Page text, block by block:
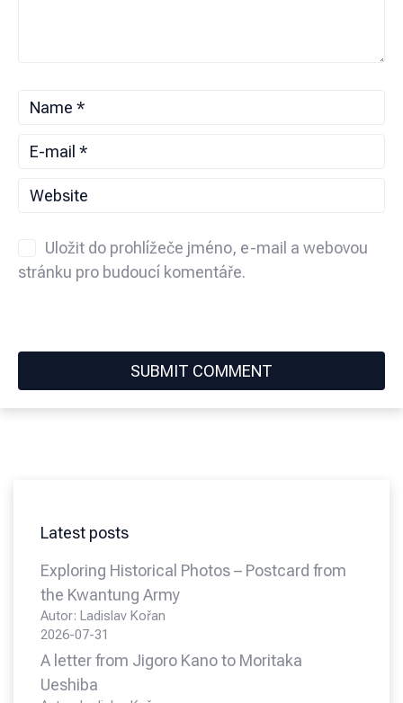
Uložit do prohlížeče jméno, e-mail a webovou
stránku pro budoucí komentáře.
Latest posts
Exploring Historical Photos – Postcard from
the Kwantung Army
Autor: Ladislav Kořan
2026-07-31
A letter from Jigoro Kano to Moritaka
Ueshiba